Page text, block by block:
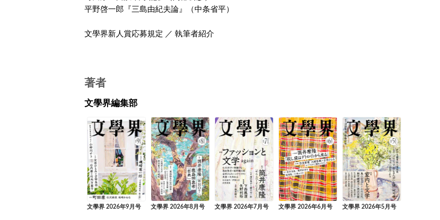
平野啓一郎『三島由紀夫論』（中条省平）
文學界新人賞応募規定 ／ 執筆者紹介
著者
文學界編集部
文學界 2026年9月号 文學界 2026年8月号 文學界 2026年7月号 文學界 2026年6月号 文學界 2026年5月号